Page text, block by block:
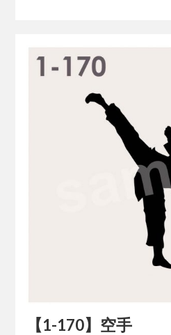
【1-170】空手